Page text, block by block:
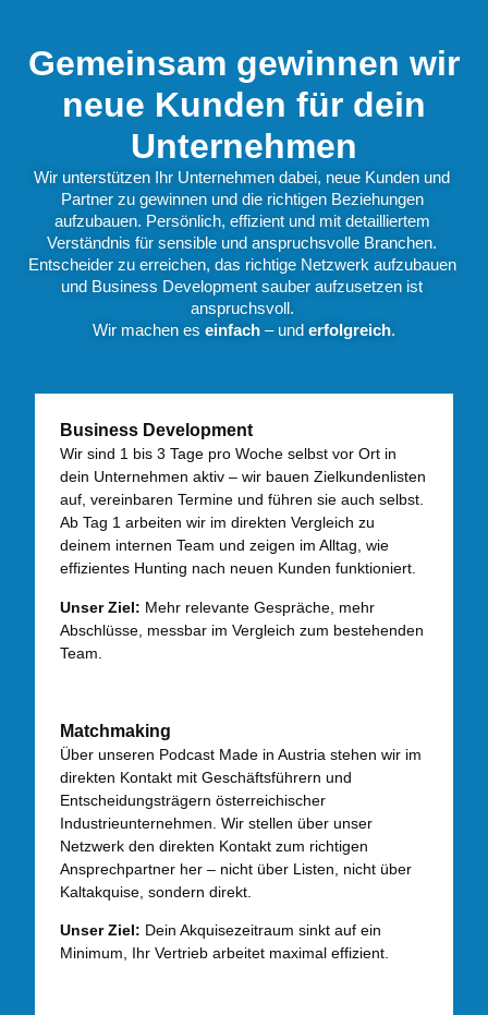
Gemeinsam gewinnen wir
neue Kunden für dein
Unternehmen
Wir unterstützen Ihr Unternehmen dabei, neue Kunden und
Partner zu gewinnen und die richtigen Beziehungen
aufzubauen. Persönlich, effizient und mit detailliertem
Verständnis für sensible und anspruchsvolle Branchen.
Entscheider zu erreichen, das richtige Netzwerk aufzubauen
und Business Development sauber aufzusetzen ist
anspruchsvoll.
Wir machen es einfach – und erfolgreich.
Business Development
Wir sind 1 bis 3 Tage pro Woche selbst vor Ort in
dein Unternehmen aktiv – wir bauen Zielkundenlisten
auf, vereinbaren Termine und führen sie auch selbst.
Ab Tag 1 arbeiten wir im direkten Vergleich zu
deinem internen Team und zeigen im Alltag, wie
effizientes Hunting nach neuen Kunden funktioniert.
Unser Ziel: Mehr relevante Gespräche, mehr
Abschlüsse, messbar im Vergleich zum bestehenden
Team.
Matchmaking
Über unseren Podcast Made in Austria stehen wir im
direkten Kontakt mit Geschäftsführern und
Entscheidungsträgern österreichischer
Industrieunternehmen. Wir stellen über unser
Netzwerk den direkten Kontakt zum richtigen
Ansprechpartner her – nicht über Listen, nicht über
Kaltakquise, sondern direkt.
Unser Ziel: Dein Akquisezeitraum sinkt auf ein
Minimum, Ihr Vertrieb arbeitet maximal effizient.